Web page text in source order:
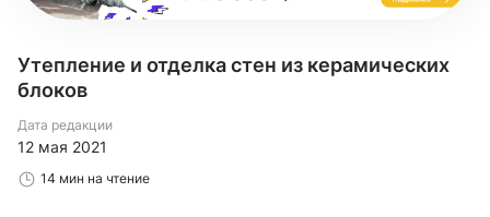
Утепление и отделка стен из керамических
блоков
Дата редакции
12 мая 2021
14 мин на чтение